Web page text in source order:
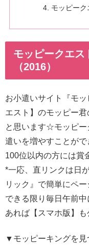
モッピー
モッピークエス
（2016）
お小遣いサイト『モ
エスト】のモッピー
と思います☆モッピー
遣いを増やすことが
100位以内の方には賞
*一応、直リンクは日
リック』で簡単にペ
できる限り毎日午前
あれば【スマホ版】も
▼モッピーキングを